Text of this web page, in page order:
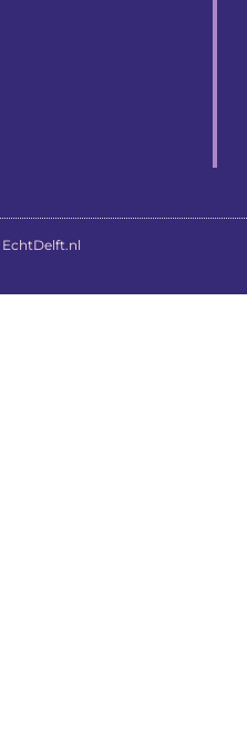
EchtDelft.nl